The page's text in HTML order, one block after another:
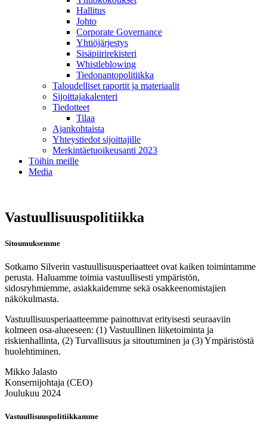
Hallitus
Johto
Corporate Governance
Yhtiöjärjestys
Sisäpiirirekisteri
Whistleblowing
Tiedonantopolitiikka
Taloudelliset raportit ja materiaalit
Sijoittajakalenteri
Tiedotteet
Tilaa
Ajankohtaista
Yhteystiedot sijoittajille
Merkintäetuoikeusanti 2023
Töihin meille
Media
Vastuullisuuspolitiikka
Sitoumuksemme
Sotkamo Silverin vastuullisuusperiaatteet ovat kaiken toimintamme
perusta. Haluamme toimia vastuullisesti ympäristön,
sidosryhmiemme, asiakkaidemme sekä osakkeenomistajien
näkökulmasta.
Vastuullisuusperiaatteemme painottuvat erityisesti seuraaviin
kolmeen osa-alueeseen: (1) Vastuullinen liiketoiminta ja
riskienhallinta, (2) Turvallisuus ja sitoutuminen ja (3) Ympäristöstä
huolehtiminen.
Mikko Jalasto
Konsernijohtaja (CEO)
Joulukuu 2024
Vastuullisuuspolitiikkamme